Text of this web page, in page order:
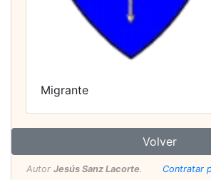
Migrante
Volver
Autor Jesús Sanz Lacorte. Contratar